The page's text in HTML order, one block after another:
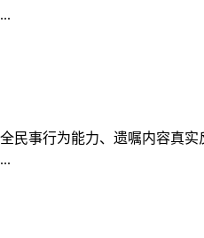
事行为能力、遗嘱内容真